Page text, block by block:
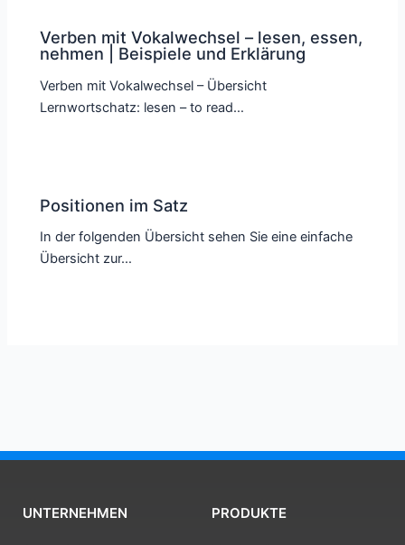
Verben mit Vokalwechsel – lesen, essen,
nehmen | Beispiele und Erklärung
Verben mit Vokalwechsel – Übersicht
Lernwortschatz: lesen – to read…
Positionen im Satz
In der folgenden Übersicht sehen Sie eine einfache
Übersicht zur…
UNTERNEHMEN PRODUKTE